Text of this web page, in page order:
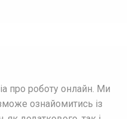
про роботу онлайн. Ми
ознайомитись із